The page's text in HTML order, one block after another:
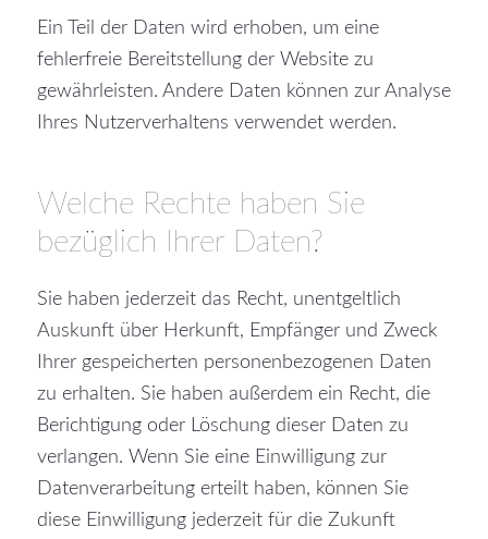
Ein Teil der Daten wird erhoben, um eine
fehlerfreie Bereitstellung der Website zu
gewährleisten. Andere Daten können zur Analyse
Ihres Nutzerverhaltens verwendet werden.
Welche Rechte haben Sie
bezüglich Ihrer Daten?
Sie haben jederzeit das Recht, unentgeltlich
Auskunft über Herkunft, Empfänger und Zweck
Ihrer gespeicherten personenbezogenen Daten
zu erhalten. Sie haben außerdem ein Recht, die
Berichtigung oder Löschung dieser Daten zu
verlangen. Wenn Sie eine Einwilligung zur
Datenverarbeitung erteilt haben, können Sie
diese Einwilligung jederzeit für die Zukunft